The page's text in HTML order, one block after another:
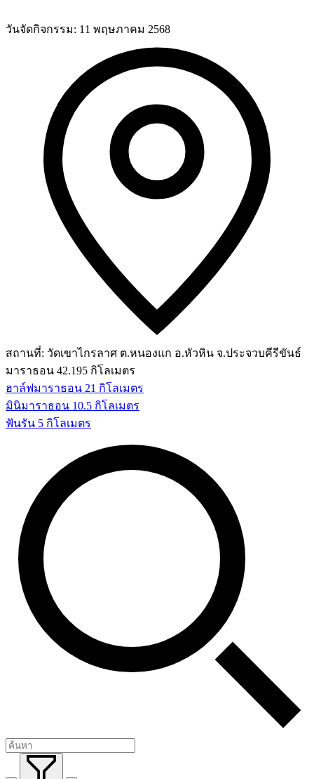
วันจัดกิจกรรม: 11 พฤษภาคม 2568
สถานที่: วัดเขาไกรลาศ ต.หนองแก อ.หัวหิน จ.ประจวบคีรีขันธ์
มาราธอน 42.195 กิโลเมตร
ฮาล์ฟมาราธอน 21 กิโลเมตร
มินิมาราธอน 10.5 กิโลเมตร
ฟันรัน 5 กิโลเมตร